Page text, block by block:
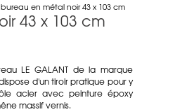
bureau en métal noir 43 x 103 cm
43 x 103 cm
LE GALANT de la marque
d'un tiroir pratique pour y
acier avec peinture époxy
massif vernis.